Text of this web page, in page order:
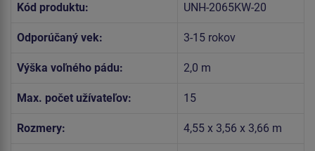
Kód produktu: UNH-2065KW-20
Odporúčaný vek: 3-15 rokov
Výška voľného pádu: 2,0 m
Max. počet užívateľov: 15
Rozmery: 4,55 x 3,56 x 3,66 m